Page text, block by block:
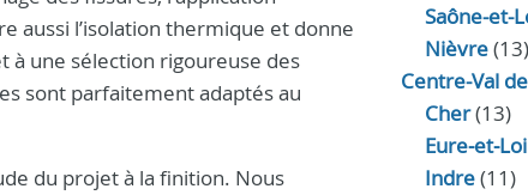
aussi l’isolation thermique et donne
à une sélection rigoureuse des
sont parfaitement adaptés au
du projet à la finition. Nous
Saône-et-
Nièvre(13)
Centre-Val
Cher(13)
Indre(11)